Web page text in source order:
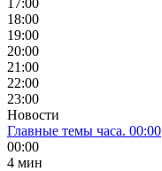
17:00
18:00
19:00
20:00
21:00
22:00
23:00
Новости
Главные темы часа. 00:00
00:00
4 мин